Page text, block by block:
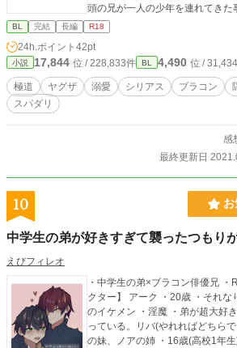
頭の兄が一人の少年を連れてきた事だった ※暴
現有り
BL 完結 長編 R18
24h.ポイント 42pt
小説 17,844 位 / 228,833件 BL 4,490 位 /
極道 ヤグザ 溺愛 シリアス ブラコン
スパダリ
感
最終更新日
10
中学生の弟が好きすぎて襲ったつもり
えびフィレオ
・中学生の弟×ブラコン俳優兄 ・R18描写あ
クター】 アーク ・20歳 ・それな
のイケメン ・淫魔 ・弟が超大好
っている。リバ(やれればどちらでも良い) フォト
の妹、ノアの姉 ・16歳(高校1年